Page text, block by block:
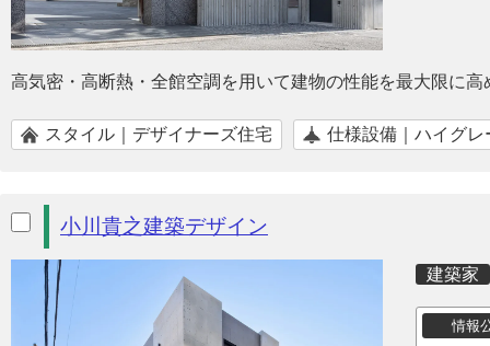
高気密・高断熱・全館空調を用いて建物の性能を最大限に
スタイル｜デザイナーズ住宅 仕様設備｜ハイグレ
小川貴之建築デザイン
建築家
情報